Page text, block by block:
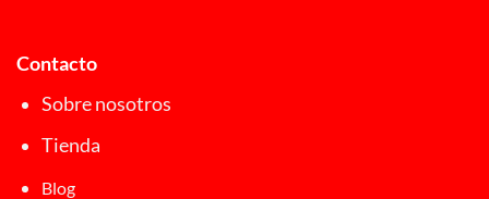
Contacto
Sobre nosotros
Tienda
Blog